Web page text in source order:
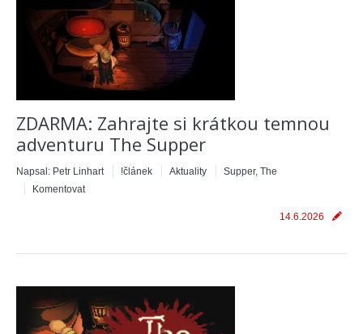
ZDARMA: Zahrajte si krátkou temnou
adventuru The Supper
Napsal: Petr Linhart !článek Aktuality
Supper, The
Komentovat
14.6.2026